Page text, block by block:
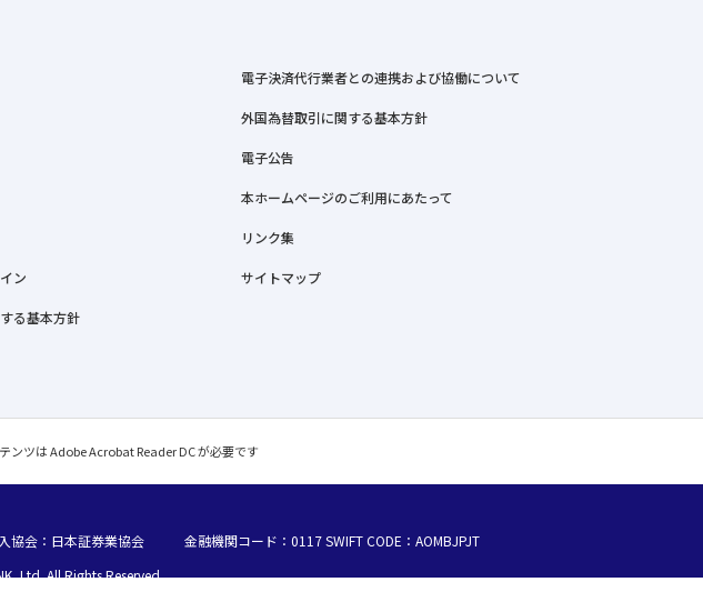
ン
る基本方針
電子決済代行業者との連携および協働について
外国為替取引に関する基本方針
電子公告
本ホームページのご利用にあたって
リンク集
サイトマップ
ンツは Adobe Acrobat Reader DC が必要です
協会：日本証券業協会 金融機関コード：0117SWIFT CODE：AOMBJPJT
Ltd. All Rights Reserved.